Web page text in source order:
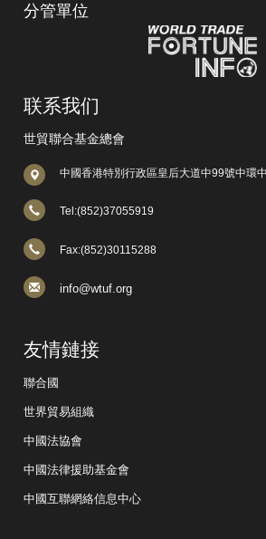
分管單位
联系我们
世貿聯合基金總會
中國香港特別行政區皇后大道中99號中環
Tel:(852)37055919
Fax:(852)30115288
info@wtuf.org
友情鏈接
聯合國
世界貿易組織
中國法協會
中國法律援助基金會
中國互聯網絡信息中心